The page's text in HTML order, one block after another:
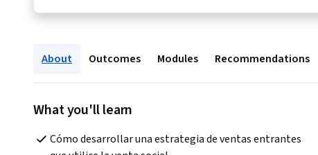
About Outcomes Modules Recommendations
What you'll learn
Cómo desarrollar una estrategia de ventas entrantes